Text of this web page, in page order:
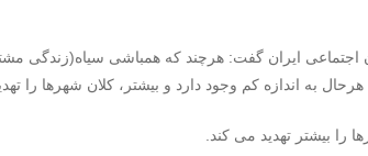
اجتماعی ایران گفت: هرچند که همباشی سیاه(زندگی
به اندازه کم وجود دارد و بیشتر، کلان شهرها را
را بیشتر تهدید می کند.